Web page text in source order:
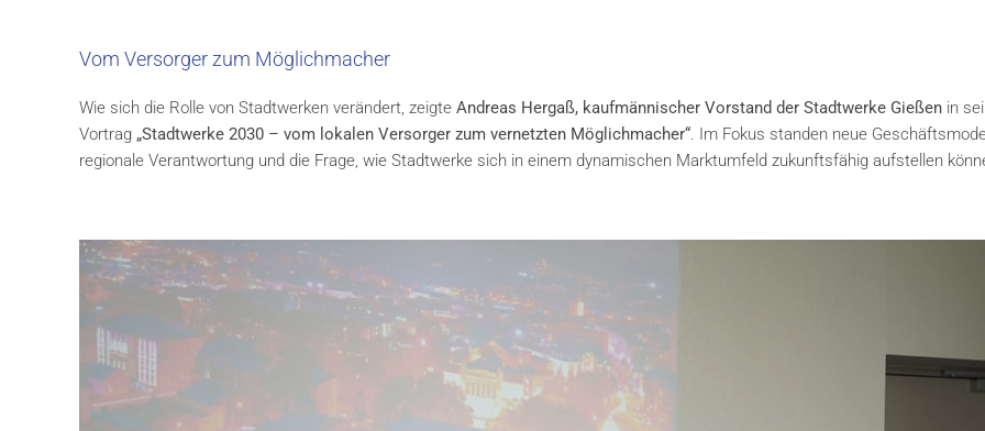
Vom Versorger zum Möglichmacher
Wie sich die Rolle von Stadtwerken verändert, zeigte Andreas Hergaß, kaufmännischer Vorstand der Stadtwerke Gießen in
Vortrag „Stadtwerke 2030 – vom lokalen Versorger zum vernetzten Möglichmacher“. Im Fokus standen neue
regionale Verantwortung und die Frage, wie Stadtwerke sich in einem dynamischen Marktumfeld zukunftsfähig aufstellen